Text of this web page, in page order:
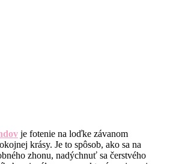
je fotenie na loďke závanom
krásy. Je to spôsob, ako sa na
zhonu, nadýchnuť sa čerstvého